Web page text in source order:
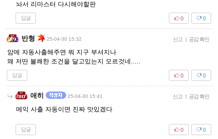
놔서 리마스터 다시해야할판
답글 0
0
반형 25-04-30 15:32 신고 | 공감 확인
암메 자동사출해주면 뭐 지구 부셔지나
왜 저딴 불쾌한 조건을 달고있는지 모르것네.....
답글 0
0
애히 25-04-30 15:41 신고 | 공감 확인
메익 사출 자동이면 진짜 맛있겠다
답글 0
0